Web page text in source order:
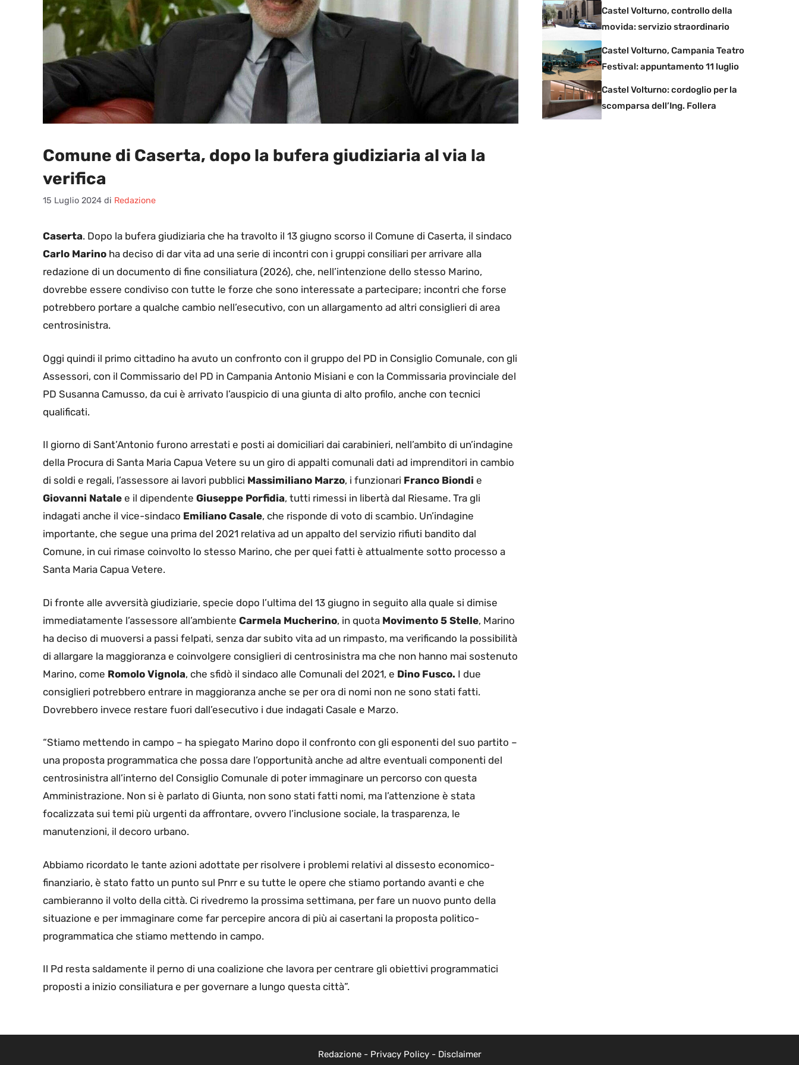
Comune di Caserta, dopo la bufera giudiziaria al via la
verifica
15 Luglio 2024 di Redazione
Caserta. Dopo la bufera giudiziaria che ha travolto il 13 giugno scorso il Comune di Caserta, il sindaco
Carlo Marino ha deciso di dar vita ad una serie di incontri con i gruppi consiliari per arrivare alla
redazione di un documento di fine consiliatura (2026), che, nell’intenzione dello stesso Marino,
dovrebbe essere condiviso con tutte le forze che sono interessate a partecipare; incontri che forse
potrebbero portare a qualche cambio nell’esecutivo, con un allargamento ad altri consiglieri di area
centrosinistra.
Oggi quindi il primo cittadino ha avuto un confronto con il gruppo del PD in Consiglio Comunale, con gli
Assessori, con il Commissario del PD in Campania Antonio Misiani e con la Commissaria provinciale del
PD Susanna Camusso, da cui è arrivato l’auspicio di una giunta di alto profilo, anche con tecnici
qualificati.
Il giorno di Sant’Antonio furono arrestati e posti ai domiciliari dai carabinieri, nell’ambito di un’indagine
della Procura di Santa Maria Capua Vetere su un giro di appalti comunali dati ad imprenditori in cambio
di soldi e regali, l’assessore ai lavori pubblici Massimiliano Marzo, i funzionari Franco Biondi e
Giovanni Natale e il dipendente Giuseppe Porfidia, tutti rimessi in libertà dal Riesame. Tra gli
indagati anche il vice-sindaco Emiliano Casale, che risponde di voto di scambio. Un’indagine
importante, che segue una prima del 2021 relativa ad un appalto del servizio rifiuti bandito dal
Comune, in cui rimase coinvolto lo stesso Marino, che per quei fatti è attualmente sotto processo a
Santa Maria Capua Vetere.
Di fronte alle avversità giudiziarie, specie dopo l’ultima del 13 giugno in seguito alla quale si dimise
immediatamente l’assessore all’ambiente Carmela Mucherino, in quota Movimento 5 Stelle, Marino
ha deciso di muoversi a passi felpati, senza dar subito vita ad un rimpasto, ma verificando la possibilità
di allargare la maggioranza e coinvolgere consiglieri di centrosinistra ma che non hanno mai sostenuto
Marino, come Romolo Vignola, che sfidò il sindaco alle Comunali del 2021, e Dino Fusco. I due
consiglieri potrebbero entrare in maggioranza anche se per ora di nomi non ne sono stati fatti.
Dovrebbero invece restare fuori dall’esecutivo i due indagati Casale e Marzo.
“Stiamo mettendo in campo – ha spiegato Marino dopo il confronto con gli esponenti del suo partito –
una proposta programmatica che possa dare l’opportunità anche ad altre eventuali componenti del
centrosinistra all’interno del Consiglio Comunale di poter immaginare un percorso con questa
Amministrazione. Non si è parlato di Giunta, non sono stati fatti nomi, ma l’attenzione è stata
focalizzata sui temi più urgenti da affrontare, ovvero l’inclusione sociale, la trasparenza, le
manutenzioni, il decoro urbano.
Abbiamo ricordato le tante azioni adottate per risolvere i problemi relativi al dissesto economico-
finanziario, è stato fatto un punto sul Pnrr e su tutte le opere che stiamo portando avanti e che
cambieranno il volto della città. Ci rivedremo la prossima settimana, per fare un nuovo punto della
situazione e per immaginare come far percepire ancora di più ai casertani la proposta politico-
programmatica che stiamo mettendo in campo.
Il Pd resta saldamente il perno di una coalizione che lavora per centrare gli obiettivi programmatici
proposti a inizio consiliatura e per governare a lungo questa città”.
Castel Volturno, controllo della
movida: servizio straordinario
Castel Volturno, Campania Teatro
Festival: appuntamento 11 luglio
Castel Volturno: cordoglio per la
scomparsa dell’Ing. Follera
Redazione- Privacy Policy- Disclaimer